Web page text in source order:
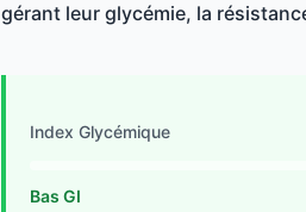
gérant leur glycémie, la
Index Glycémique
Bas GI